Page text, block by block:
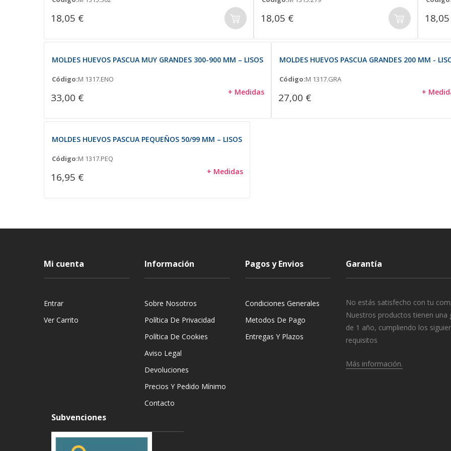
18,05 € 18,05 €
MOLDES HUEVOS PASCUA MUY GRANDES 300-900 MM – LISOS
Código:M 1317.ENO
33,00 € + Medidas
MOLDES HUEVOS PASCUA GRANDES 200 MM -
Código:M 1317.GRA
27,00 € +
MOLDES HUEVOS PASCUA PEQUEÑOS 50/99 MM – LISOS
Código:M 1317.PEQ
16,95 € + Medidas
Mi cuenta
Entrar
Ver Carrito
Información
Sobre Nosotros
Política De Privacidad
Política De Cookies
Aviso Legal
Devoluciones
Precios Y Pedido Mínimo
Contacto
Pagos y Envios
Condiciones Generales
Metodos De Pago
Entregas Y Plazos
Garantía
No estás satisfecho con tu
Nuestros productos tienen una
de 1 año, cumpliendo los
requisitos
Más información.
Subvenciones